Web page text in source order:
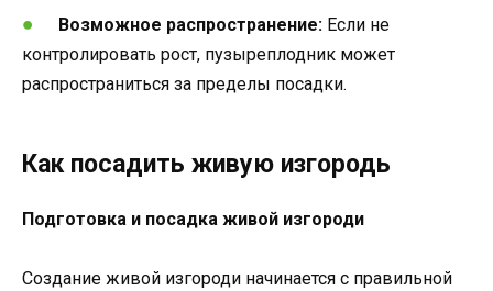
Возможное распространение: Если не
контролировать рост, пузыреплодник может
распространиться за пределы посадки.
Как посадить живую изгородь
Подготовка и посадка живой изгороди
Создание живой изгороди начинается с правильной